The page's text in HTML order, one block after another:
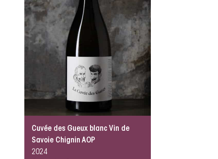
Cuvée des Gueux blanc Vin de
Savoie Chignin AOP
2024